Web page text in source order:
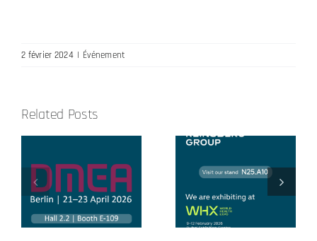
2 février 2024 | Événement
Related Posts
World Health
Expo 2026
Salon
mondial de la